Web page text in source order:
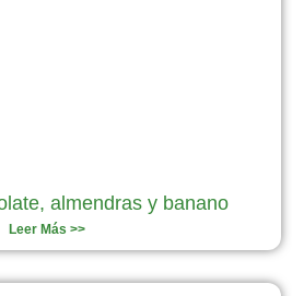
almendras y banano
Leer Más >>